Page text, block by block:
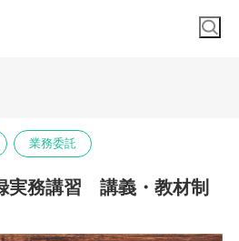
業務委託
実務講習 講義・教材制